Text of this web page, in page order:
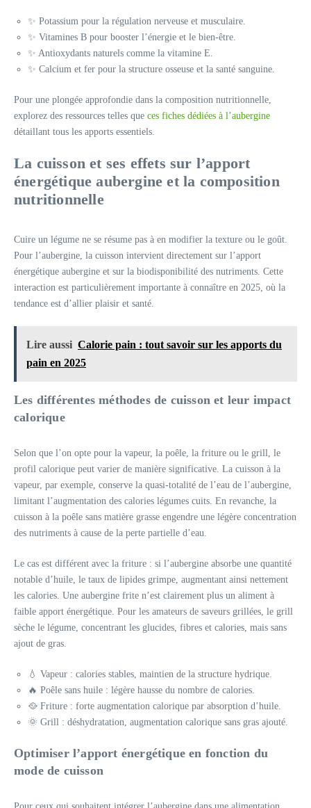
✨ Potassium pour la régulation nerveuse et musculaire.
✨ Vitamines B pour booster l’énergie et le bien-être.
✨ Antioxydants naturels comme la vitamine E.
✨ Calcium et fer pour la structure osseuse et la santé sanguine.
Pour une plongée approfondie dans la composition nutritionnelle,
explorez des ressources telles que ces fiches dédiées à l’aubergine
détaillant tous les apports essentiels.
La cuisson et ses effets sur l’apport
énergétique aubergine et la composition
nutritionnelle
Cuire un légume ne se résume pas à en modifier la texture ou le goût.
Pour l’aubergine, la cuisson intervient directement sur l’apport
énergétique aubergine et sur la biodisponibilité des nutriments. Cette
interaction est particulièrement importante à connaître en 2025, où la
tendance est d’allier plaisir et santé.
Lire aussi Calorie pain : tout savoir sur les apports du
pain en 2025
Les différentes méthodes de cuisson et leur impact
calorique
Selon que l’on opte pour la vapeur, la poêle, la friture ou le grill, le
profil calorique peut varier de manière significative. La cuisson à la
vapeur, par exemple, conserve la quasi-totalité de l’eau de l’aubergine,
limitant l’augmentation des calories légumes cuits. En revanche, la
cuisson à la poêle sans matière grasse engendre une légère concentration
des nutriments à cause de la perte partielle d’eau.
Le cas est différent avec la friture : si l’aubergine absorbe une quantité
notable d’huile, le taux de lipides grimpe, augmentant ainsi nettement
les calories. Une aubergine frite n’est clairement plus un aliment à
faible apport énergétique. Pour les amateurs de saveurs grillées, le grill
sèche le légume, concentrant les glucides, fibres et calories, mais sans
ajout de gras.
💧 Vapeur : calories stables, maintien de la structure hydrique.
🔥 Poêle sans huile : légère hausse du nombre de calories.
🥘 Friture : forte augmentation calorique par absorption d’huile.
🌞 Grill : déshydratation, augmentation calorique sans gras ajouté.
Optimiser l’apport énergétique en fonction du
mode de cuisson